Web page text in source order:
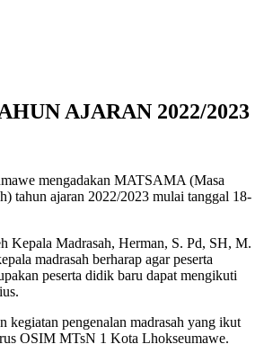
AJARAN 2022/2023
mengadakan MATSAMA (Masa
tahun ajaran 2022/2023 mulai tanggal 18-
Kepala Madrasah, Herman, S. Pd, SH, M.
madrasah berharap agar peserta
peserta didik baru dapat mengikuti
pengenalan madrasah yang ikut
OSIM MTsN 1 Kota Lhokseumawe.